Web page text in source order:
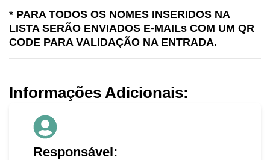
* PARA TODOS OS NOMES INSERIDOS NA
LISTA SERÃO ENVIADOS E-MAILs COM UM QR
CODE PARA VALIDAÇÃO NA ENTRADA.
Informações Adicionais:
Responsável: